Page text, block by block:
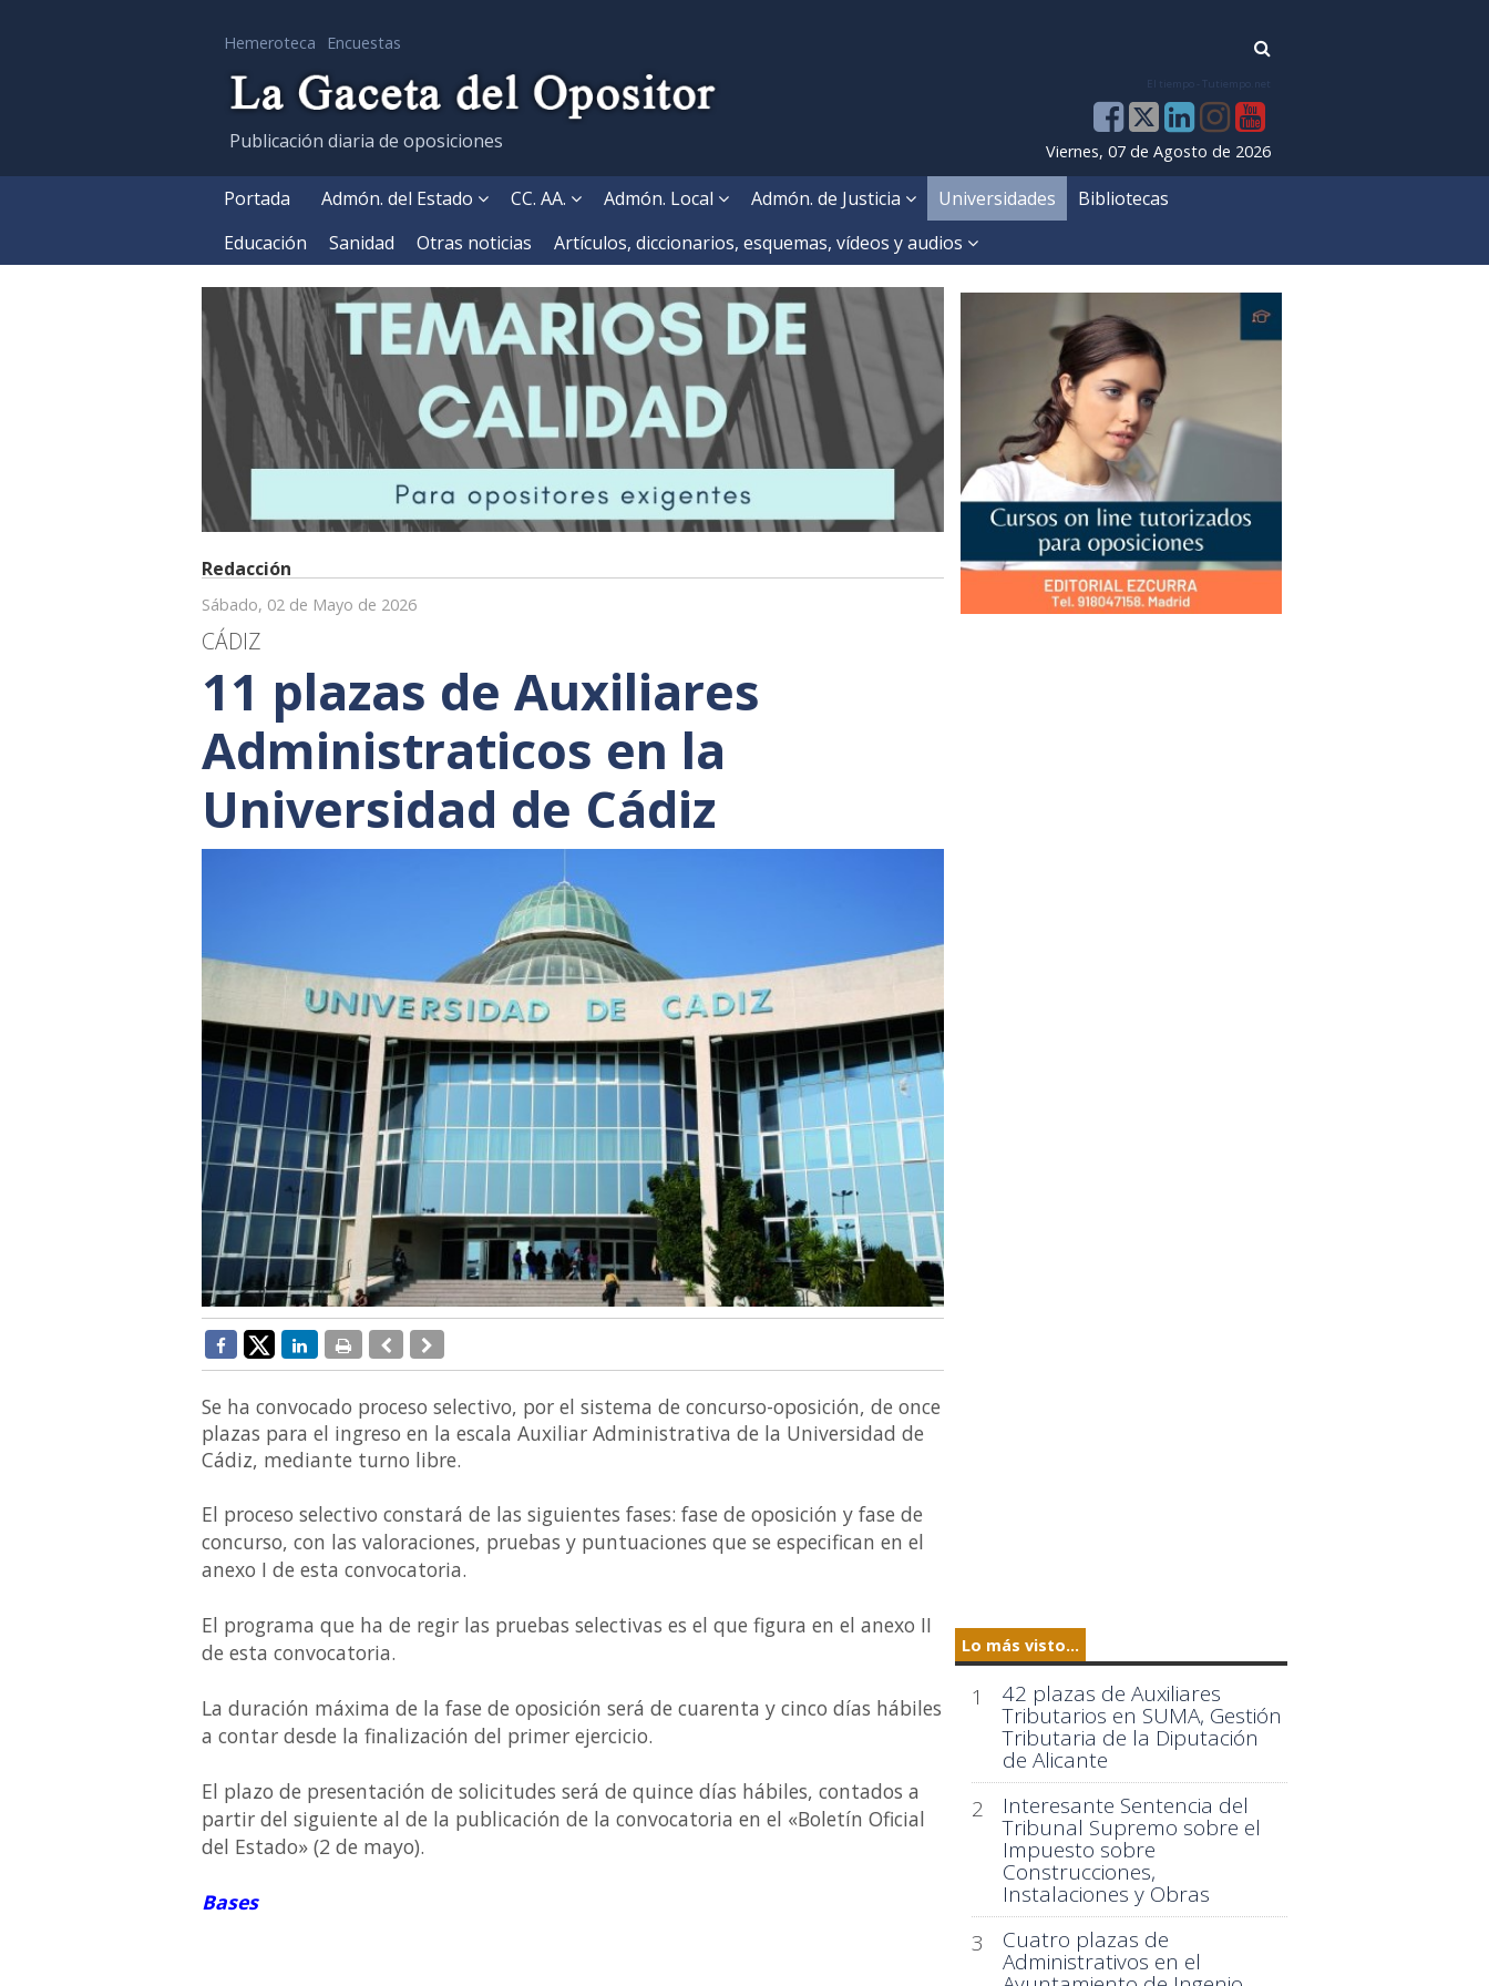
Hemeroteca Encuestas
Publicación diaria de oposiciones
El tiempo - Tutiempo.net
Viernes, 07 de Agosto de 2026
Portada Admón. del Estado CC. AA. Admón. Local Admón. de Justicia Universidades
Bibliotecas
Educación
Sanidad Otras noticias Artículos, diccionarios, esquemas, vídeos y audios
Redacción
Sábado, 02 de Mayo de 2026
CÁDIZ
11 plazas de Auxiliares
Administraticos en la
Universidad de Cádiz
Se ha convocado proceso selectivo, por el sistema de concurso-oposición, de once
plazas para el ingreso en la escala Auxiliar Administrativa de la Universidad de
Cádiz, mediante turno libre.
El proceso selectivo constará de las siguientes fases: fase de oposición y fase de
concurso, con las valoraciones, pruebas y puntuaciones que se especifican en el
anexo I de esta convocatoria.
El programa que ha de regir las pruebas selectivas es el que figura en el anexo II
de esta convocatoria.
La duración máxima de la fase de oposición será de cuarenta y cinco días hábiles
a contar desde la finalización del primer ejercicio.
El plazo de presentación de solicitudes será de quince días hábiles, contados a
partir del siguiente al de la publicación de la convocatoria en el «Boletín Oficial
del Estado» (2 de mayo).
Bases
Lo más visto...
1 42 plazas de Auxiliares
Tributarios en SUMA, Gestión
Tributaria de la Diputación
de Alicante
2
Interesante Sentencia del
Tribunal Supremo sobre el
Impuesto sobre
Construcciones,
Instalaciones y Obras
3
Cuatro plazas de
Administrativos en el